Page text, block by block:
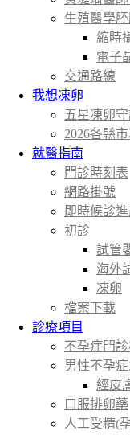
生殖醫學
縮時
電子
交通路線
我想凍卵
五星凍卵
2026各縣
就醫指南
門診時刻表
網路掛號
即時候診
初診
試管
海外
凍卵
檔案下載
診療項目
不孕症門
男性不孕
經皮
口服排卵藥
人工受精(